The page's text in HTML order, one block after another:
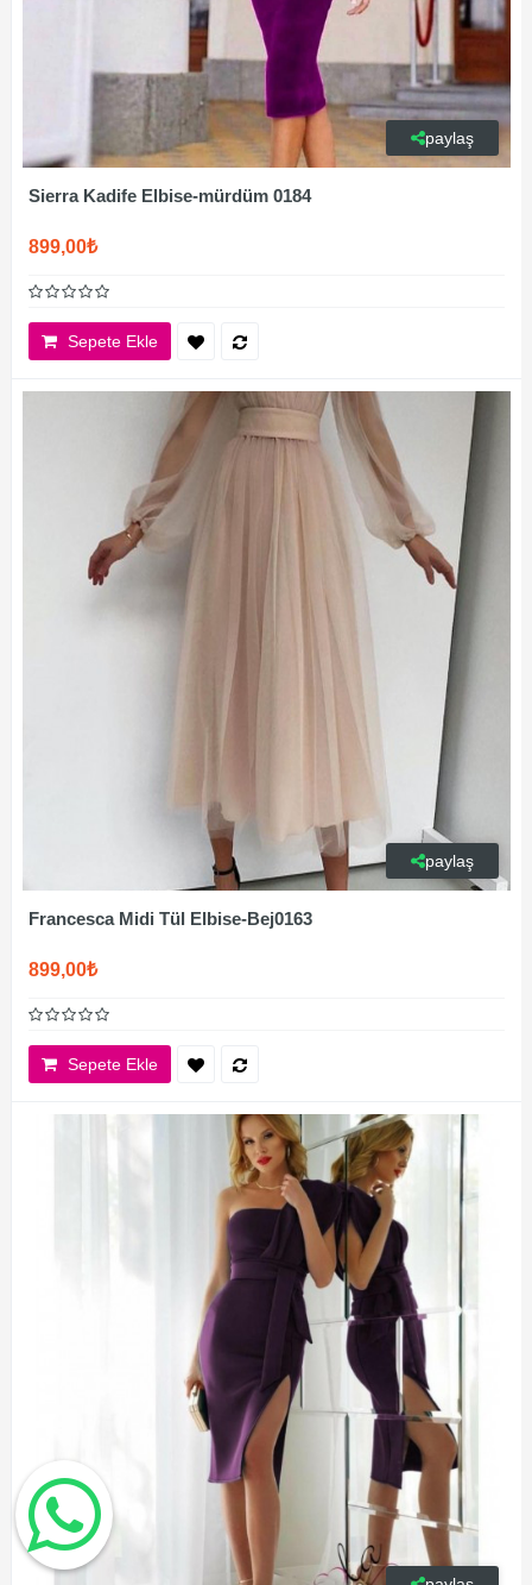
paylaş
Sierra Kadife Elbise-mürdüm 0184
899,00₺
Sepete Ekle
paylaş
Francesca Midi Tül Elbise-Bej0163
899,00₺
Sepete Ekle